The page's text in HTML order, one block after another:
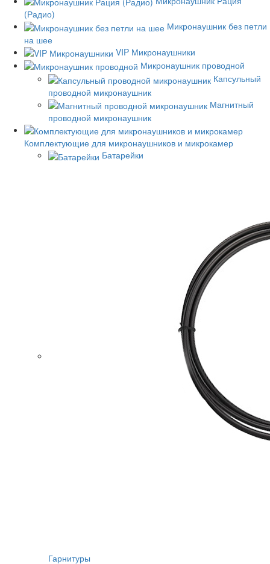
(Радио)
Микронаушник без петли
на шее
VIP Микронаушники
Микронаушник проводной
Капсульный
проводной микронаушник
Магнитный
проводной микронаушник
Комплектующие для микронаушников и микрокамер
Батарейки
Гарнитуры